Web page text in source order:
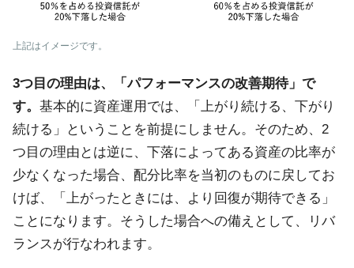
上記はイメージです。
3つ目の理由は、「パフォーマンスの改善期待」で
す。 基本的に資産運用では、「上がり続ける、下がり
続ける」ということを前提にしません。そのため、2
つ目の理由とは逆に、下落によってある資産の比率が
少なくなった場合、配分比率を当初のものに戻してお
けば、「上がったときには、より回復が期待できる」
ことになります。そうした場合への備えとして、リバ
ランスが行なわれます。